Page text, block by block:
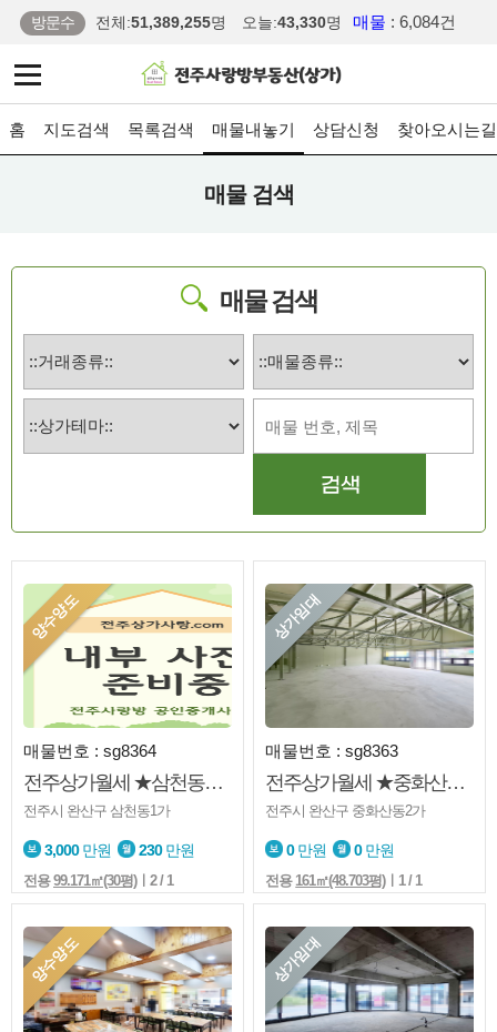
방문수 전체:51,389,255명 오늘:43,330명 매물 : 6,084건
홈 지도검색 목록검색 매물내놓기 상담신청 찾아오시는길
매물 검색
매물 검색
양수양도
매물번호 : sg8364
전주상가월세 ★삼천동1가★삼리단길★1층★메인거리★양수양도★권리금 有
전주시 완산구 삼천동1가
3,000만원 230만원
전용99.171㎡(30평)ㅣ2 / 1
상가임대
매물번호 : sg8363
전주상가월세 ★중화산동2가★금액협의★주차가능★도로변★음식점.★카페추천
전주시 완산구 중화산동2가
0만원 0만원
전용 161㎡(48.703평)ㅣ1 / 1
양수양도 상가임대